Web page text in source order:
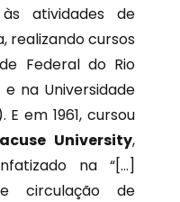
atividades de
realizando cursos
Federal do Rio
na Universidade
em 1961, cursou
University,
na “[…]
circulação de